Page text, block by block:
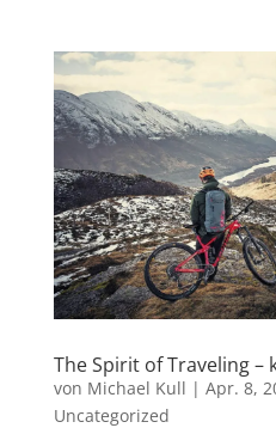
The Spirit of Traveling –
von Michael Kull | Apr. 8,
Uncategorized